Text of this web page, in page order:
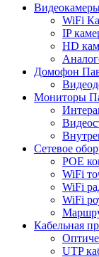
WiFi
IP
HD
Домофон
Мониторы
Сетевое
POE
WiFi
WiFi
WiFi
Кабельная
UTP